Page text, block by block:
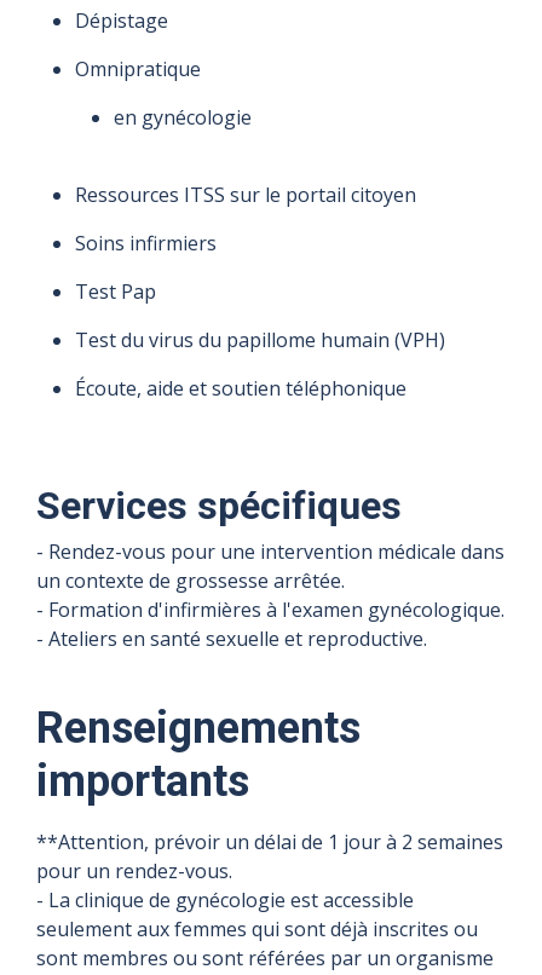
Dépistage
Omnipratique
en gynécologie
Ressources ITSS sur le portail citoyen
Soins infirmiers
Test Pap
Test du virus du papillome humain (VPH)
Écoute, aide et soutien téléphonique
Services spécifiques
- Rendez-vous pour une intervention médicale dans
un contexte de grossesse arrêtée.
- Formation d'infirmières à l'examen gynécologique.
- Ateliers en santé sexuelle et reproductive.
Renseignements
importants
**Attention, prévoir un délai de 1 jour à 2 semaines
pour un rendez-vous.
- La clinique de gynécologie est accessible
seulement aux femmes qui sont déjà inscrites ou
sont membres ou sont référées par un organisme